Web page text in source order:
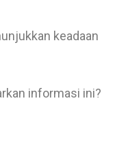
keadaan
informasi ini?